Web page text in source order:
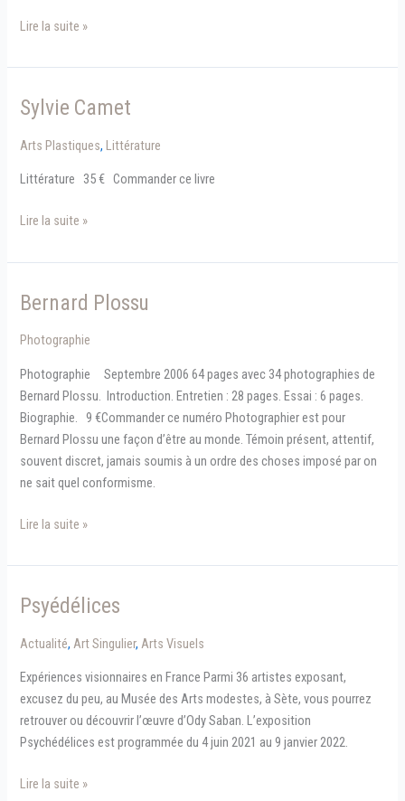
Exposition
Ayme
Marseille
Lire la suite »
Sylvie Camet
Arts Plastiques, Littérature
Littérature 35 € Commander ce livre
Sylvie
Lire la suite »
Bernard Plossu
Photographie
Photographie Septembre 2006 64 pages avec 34 photographies de
Bernard Plossu. Introduction. Entretien : 28 pages. Essai : 6 pages.
Biographie. 9 €Commander ce numéro Photographier est pour
Bernard Plossu une façon d’être au monde. Témoin présent, attentif,
souvent discret, jamais soumis à un ordre des choses imposé par on
ne sait quel conformisme.
Bernard
Lire la suite »
Psyédélices
Actualité,Art Singulier,Arts Visuels
Expériences visionnaires en France Parmi 36 artistes exposant,
excusez du peu, au Musée des Arts modestes, à Sète, vous pourrez
retrouver ou découvrir l’œuvre d’Ody Saban. L’exposition
Psychédélices est programmée du 4 juin 2021 au 9 janvier 2022.
Psyédélices
Lire la suite »